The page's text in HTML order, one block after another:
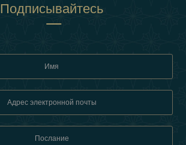
Подписывайтесь